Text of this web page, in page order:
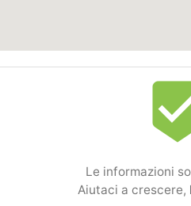
Le informazioni
Aiutaci a crescere,